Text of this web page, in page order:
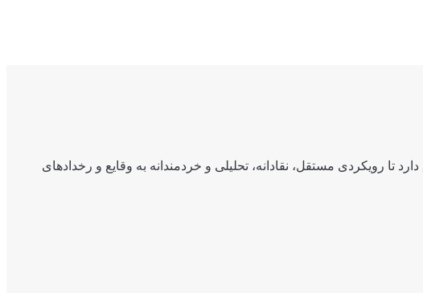
رویکردی مستقل، نقادانه، تحلیلی و خردمندانه به وقایع و رخدادهای